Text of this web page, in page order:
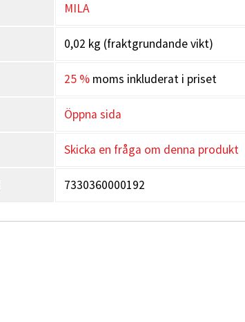
MILA
0,02 kg (fraktgrundande vikt)
25 %moms inkluderat i priset
Öppna sida
Skicka en fråga om denna produkt
7330360000192